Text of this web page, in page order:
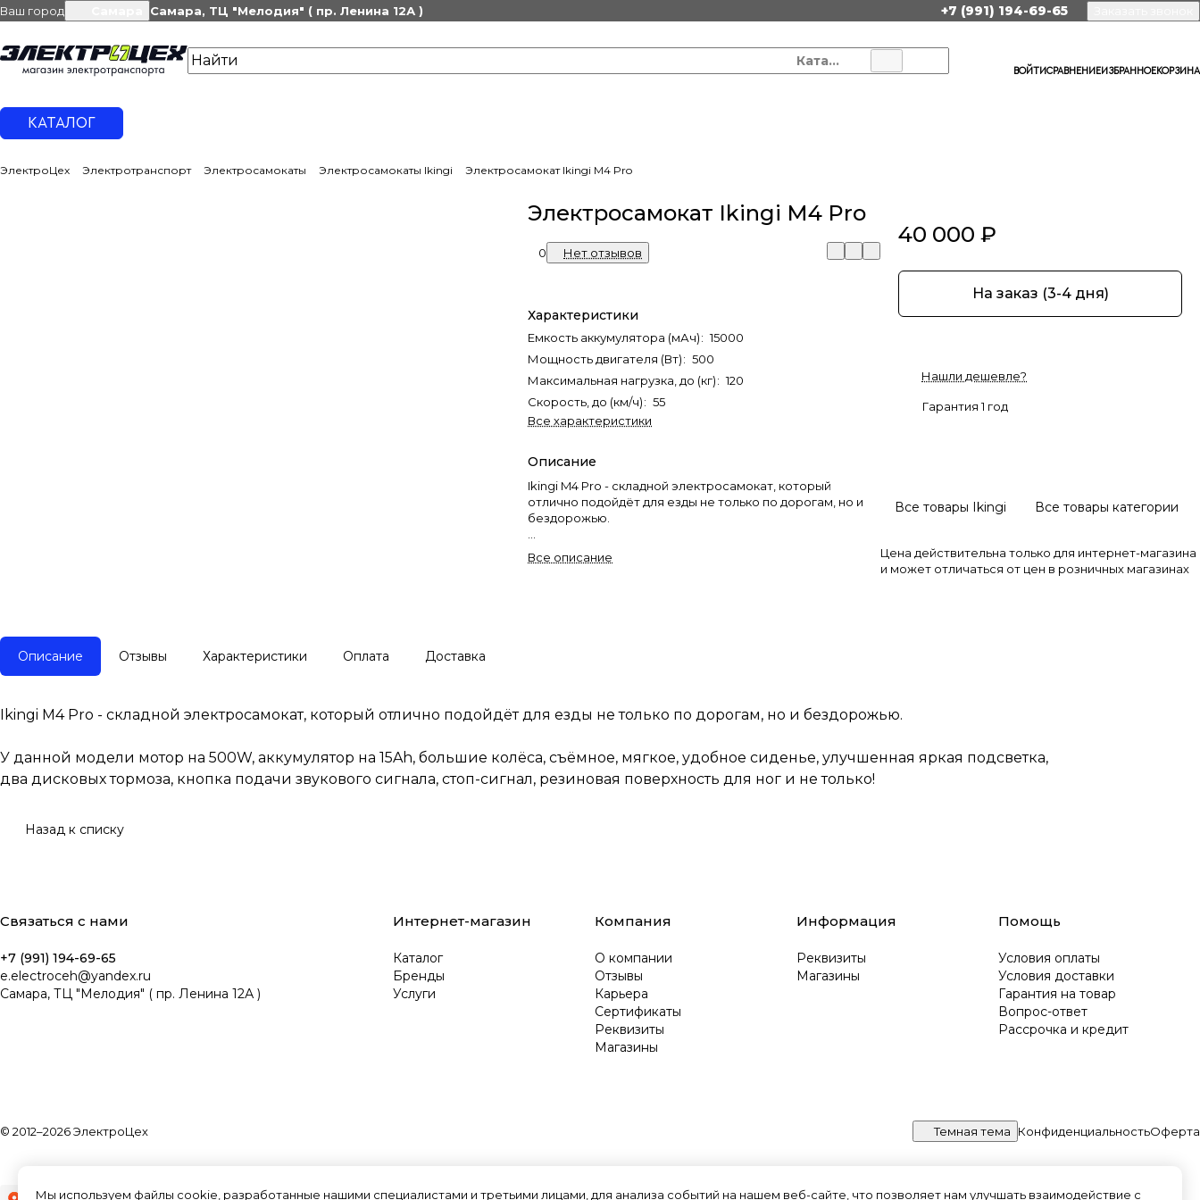
Ваш город Самара, ТЦ "Мелодия" ( пр. Ленина 12А ) +7 (991) 194-69-65
Каталог
ВОЙТИСРАВНЕНИЕИЗБРАННОЕКОРЗИНА
КАТАЛОГ
ЭлектроЦех Электротранспорт Электросамокаты Электросамокаты Ikingi Электросамокат Ikingi M4 Pro
Электросамокат Ikingi M4 Pro
0 Нет отзывов
Характеристики
Емкость аккумулятора (мАч): 15000
Мощность двигателя (Вт): 500
Максимальная нагрузка, до (кг): 120
Скорость, до (км/ч): 55
Все характеристики
Описание
Ikingi M4 Pro - складной электросамокат, который
отлично подойдёт для езды не только по дорогам, но и
бездорожью.
большие колёса, съёмное, мягкое, удобное сиденье,
Все описание
40 000 ₽
На заказ (3-4 дня)
Нашли дешевле?
Гарантия 1 год
Все товары Ikingi Все товары категории
Цена действительна только для интернет-магазина
и может отличаться от цен в розничных магазинах
Описание Отзывы Характеристики Оплата Доставка
Ikingi M4 Pro - складной электросамокат, который отлично подойдёт для езды не только по дорогам, но и бездорожью.
У данной модели мотор на 500W, аккумулятор на 15Ah, большие колёса, съёмное, мягкое, удобное сиденье, улучшенная яркая подсветка,
два дисковых тормоза, кнопка подачи звукового сигнала, стоп-сигнал, резиновая поверхность для ног и не только!
Назад к списку
Связаться с нами
+7 (991) 194-69-65
e.electroceh@yandex.ru
Самара, ТЦ "Мелодия" ( пр. Ленина 12А )
Интернет-магазин
Каталог
Бренды
Услуги
Компания
О компании
Отзывы
Карьера
Сертификаты
Реквизиты
Магазины
Информация
Реквизиты
Магазины
Помощь
Условия оплаты
Условия доставки
Гарантия на товар
Вопрос-ответ
Рассрочка и кредит
© 2012–2026 ЭлектроЦех Темная тема КонфиденциальностьОферта
Мы используем файлы cookie, разработанные нашими специалистами и третьими лицами, для анализа событий на нашем веб-сайте, что позволяет нам улучшать взаимодействие с